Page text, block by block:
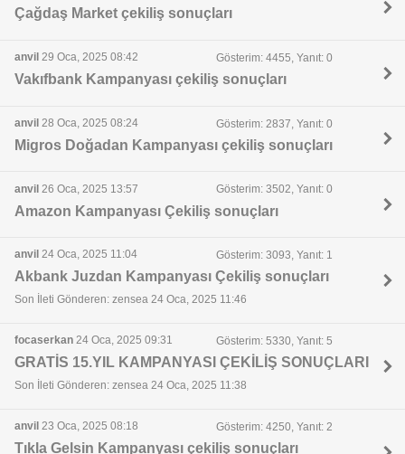
Çağdaş Market çekiliş sonuçları
anvil 29 Oca, 2025 08:42 Gösterim: 4455, Yanıt: 0
Vakıfbank Kampanyası çekiliş sonuçları
anvil 28 Oca, 2025 08:24 Gösterim: 2837, Yanıt: 0
Migros Doğadan Kampanyası çekiliş sonuçları
anvil 26 Oca, 2025 13:57 Gösterim: 3502, Yanıt: 0
Amazon Kampanyası Çekiliş sonuçları
anvil 24 Oca, 2025 11:04 Gösterim: 3093, Yanıt: 1
Akbank Juzdan Kampanyası Çekiliş sonuçları
Son İleti Gönderen: zensea 24 Oca, 2025 11:46
focaserkan 24 Oca, 2025 09:31 Gösterim: 5330, Yanıt: 5
GRATİS 15.YIL KAMPANYASI ÇEKİLİŞ SONUÇLARI
Son İleti Gönderen: zensea 24 Oca, 2025 11:38
anvil 23 Oca, 2025 08:18 Gösterim: 4250, Yanıt: 2
Tıkla Gelsin Kampanyası çekiliş sonuçları